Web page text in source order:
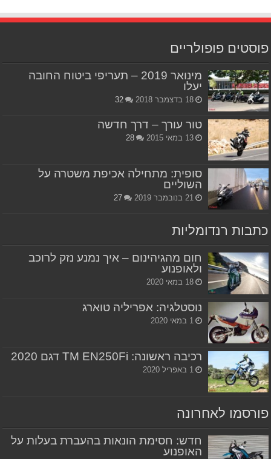
פוסטים פופולריים
מינואר 2019 – תעריפי ביטוח החובה
יעלו
18 בדצמבר 2018 32
טור עורך – דרך חדשה
13 במאי 2015 28
סופית: מתחילה אכיפת משטרה על
השוליים
21 בנובמבר 2019 27
כתבות רנדומליות
חום מהגיהינום – איך נמנע נזק לרוכב
ולאופנוע
18 במאי 2020
נוסטלגיה: אפריליה טוארג
1 במאי 2020
רכיבה ראשונה: TM EN250Fi דגם 2020
1 באפריל 2020
פורסמו לאחרונה
חדש: חסימת הונאות בהעברת בעלות על
האופנוע